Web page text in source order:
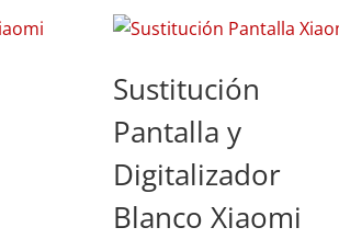
Sustitución
Pantalla y
Digitalizador
Blanco Xiaomi